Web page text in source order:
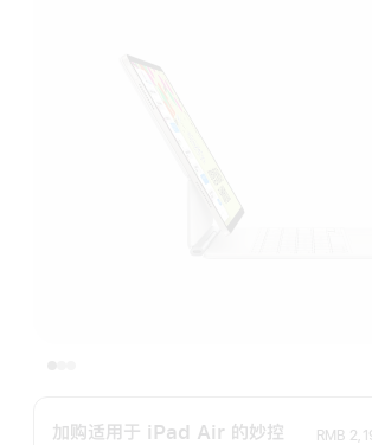
加购适用于 iPad Air 的妙控
RMB